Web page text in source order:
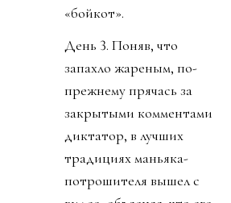
беспредельщицкой
диктаторы так похожи
друг на друга). Причины
такого, вот уж правда,
лизоблюдства начали
вскрываться. Со
стороны федераций
зазвучало слово